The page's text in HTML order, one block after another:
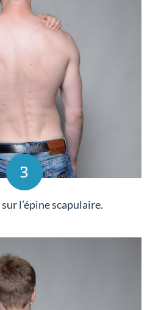
3
l’épine scapulaire.